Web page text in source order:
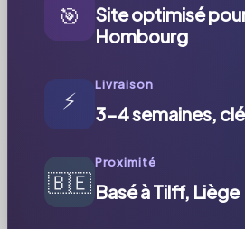
🎯
Site optimisé
Hombourg
⚡
Livraison
3-4 semaines,
🇧🇪
Proximité
Basé à Tilff, Liège